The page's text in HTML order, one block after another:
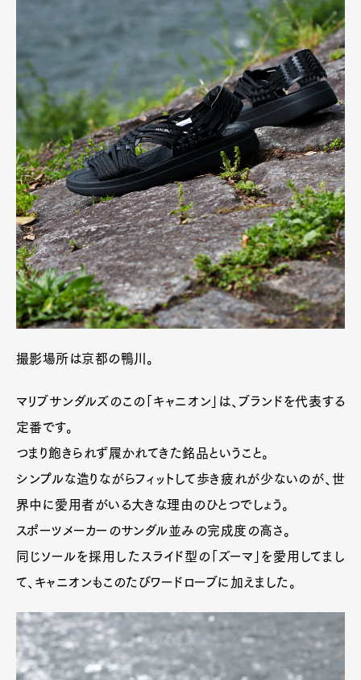
撮影場所は京都の鴨川。
マリブサンダルズのこの「キャニオン」は、ブランドを代表する
定番です。
つまり飽きられず履かれてきた銘品ということ。
シンプルな造りながらフィットして歩き疲れが少ないのが、世
界中に愛用者がいる大きな理由のひとつでしょう。
スポーツメーカーのサンダル並みの完成度の高さ。
同じソールを採用したスライド型の「ズーマ」を愛用してまし
て、キャニオンもこのたびワードローブに加えました。